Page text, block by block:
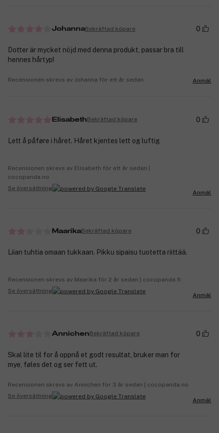
JohannaBekräftad köpare 0
Dotter är mycket nöjd med denna produkt, passar bra till
hennes hårtyp!
Recensionen skrevs av Johanna för ett år sedan Anmäl
ElisabethBekräftad köpare 0
Lett å påføre i håret. Håret kjentes lett og luftig
Recensionen skrevs av Elisabeth för ett år sedan |
cocopanda.no
Se översättning
Anmäl
MaarikaBekräftad köpare 0
Liian tuhtia omaan tukkaan. Pikku sipaisu tuotetta riittää.
Recensionen skrevs av Maarika för 2 år sedan | cocopanda.fi
Se översättning
Anmäl
AnnichenBekräftad köpare 0
Skal lite til for å oppnå et godt resultat, bruker man for
mye, føles det og ser fett ut.
Recensionen skrevs av Annichen för 3 år sedan | cocopanda.no
Se översättning
Anmäl